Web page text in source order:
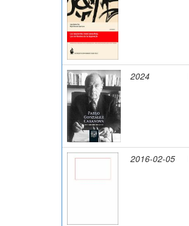
2024
2016-02-05